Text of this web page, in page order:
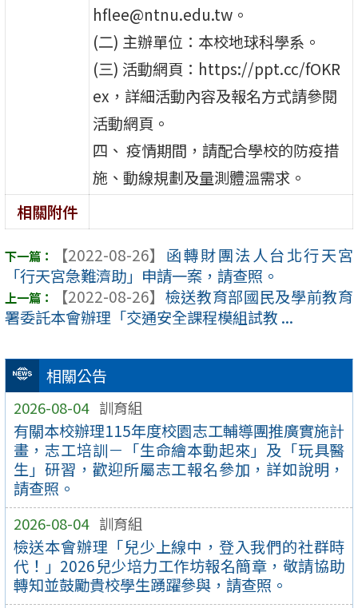
相關公告
2026-08-04 訓育組
有關本校辦理115年度校園志工輔導團推廣實施計
畫，志工培訓－「生命繪本動起來」及「玩具醫
生」研習，歡迎所屬志工報名參加，詳如說明，
請查照。
2026-08-04 訓育組
檢送本會辦理「兒少上線中，登入我們的社群時
代！」2026兒少培力工作坊報名簡章，敬請協助
轉知並鼓勵貴校學生踴躍參與，請查照。
hflee@ntnu.edu.tw。
(二) 主辦單位：本校地球科學系。
(三) 活動網頁：https://ppt.cc/fOKR
ex，詳細活動內容及報名方式請參閱
活動網頁。
四、 疫情期間，請配合學校的防疫措
施、動線規劃及量測體溫需求。
相關附件
【2022-08-26】 函轉財團法人台北行天宮
「行天宮急難濟助」申請一案，請查照。
【2022-08-26】 檢送教育部國民及學前教育
署委託本會辦理「交通安全課程模組試教 ...